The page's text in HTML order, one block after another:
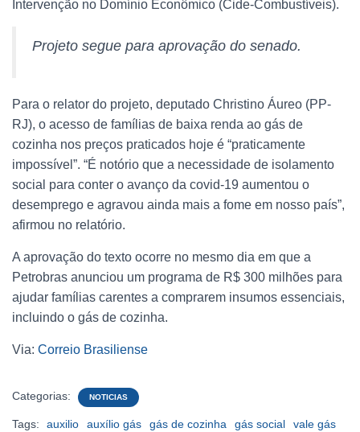
Intervenção no Domínio Econômico (Cide-Combustíveis).
Projeto segue para aprovação do senado.
Para o relator do projeto, deputado Christino Áureo (PP-
RJ), o acesso de famílias de baixa renda ao gás de
cozinha nos preços praticados hoje é “praticamente
impossível”. “É notório que a necessidade de isolamento
social para conter o avanço da covid-19 aumentou o
desemprego e agravou ainda mais a fome em nosso país”,
afirmou no relatório.
A aprovação do texto ocorre no mesmo dia em que a
Petrobras anunciou um programa de R$ 300 milhões para
ajudar famílias carentes a comprarem insumos essenciais,
incluindo o gás de cozinha.
Via: Correio Brasiliense
Categorias: NOTICIAS
Tags: auxilio auxílio gás gás de cozinha gás social vale gás